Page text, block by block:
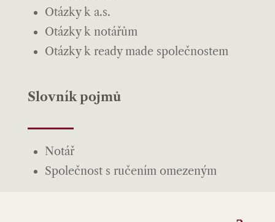
Otázky k a.s.
Otázky k notářům
Otázky k ready made společnostem
Slovník pojmů
Notář
Společnost s ručením omezeným